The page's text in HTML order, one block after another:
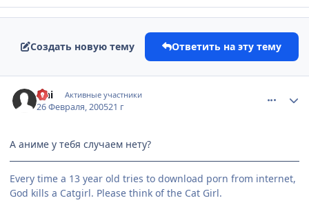
Создать новую тему Ответить на эту тему
Oni Активные участники
26 Февраля, 200521 г
А аниме у тебя случаем нету?
Every time a 13 year old tries to download porn from internet,
God kills a Catgirl. Please think of the Cat Girl.